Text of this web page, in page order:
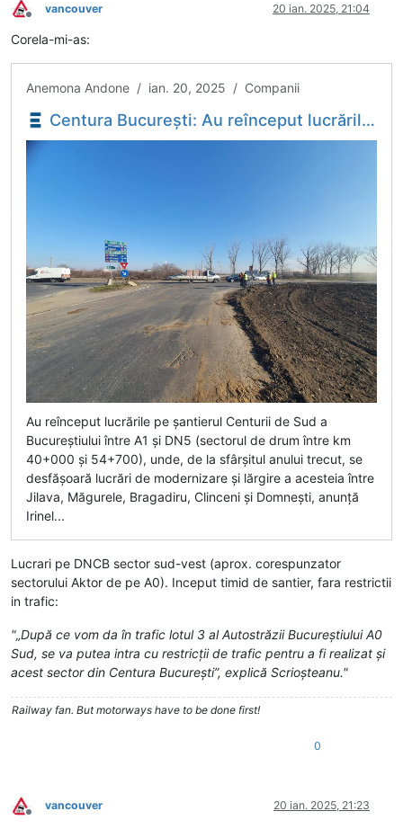
Deconectat
vancouver 20 ian. 2025, 21:04
Corela-mi-as:
Anemona Andone / ian. 20, 2025 / Companii
Centura București: Au reînceput lucrările pe tronsonul Jilava - Domnești, unde vor fi construite în premieră intersecții pe trei niveluri - Economica.net
Au reînceput lucrările pe șantierul Centurii de Sud a
Bucureștiului între A1 și DN5 (sectorul de drum între km
40+000 și 54+700), unde, de la sfârșitul anului trecut, se
desfășoară lucrări de modernizare și lărgire a acesteia între
Jilava, Măgurele, Bragadiru, Clinceni și Domnești, anunță
Irinel...
Lucrari pe DNCB sector sud-vest (aprox. corespunzator
sectorului Aktor de pe A0). Inceput timid de santier, fara restrictii
in trafic:
"„După ce vom da în trafic lotul 3 al Autostrăzii Bucureștiului A0
Sud, se va putea intra cu restricții de trafic pentru a fi realizat și
acest sector din Centura București”, explică Scrioșteanu."
Railway fan. But motorways have to be done first!
0
Deconectat
vancouver 20 ian. 2025, 21:23